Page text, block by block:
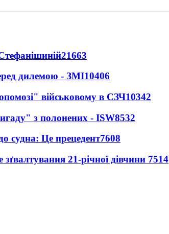
21663
дилемою - ЗМІ10406
військовому в СЗЧ10342
з полонених - ISW8532
судна: Це прецедент7608
21-річної дівчини 7514